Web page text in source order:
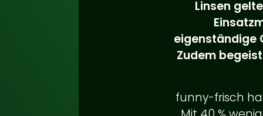
Linsen
eigenständige
Zudem
funny-frisch